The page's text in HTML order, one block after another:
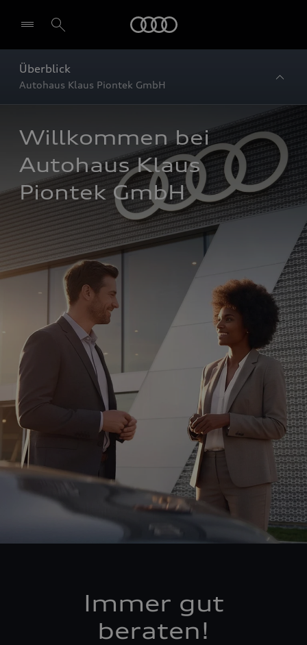
Überblick
Autohaus Klaus Piontek GmbH
Willkommen bei
Autohaus Klaus
Piontek GmbH
Immer gut
beraten!